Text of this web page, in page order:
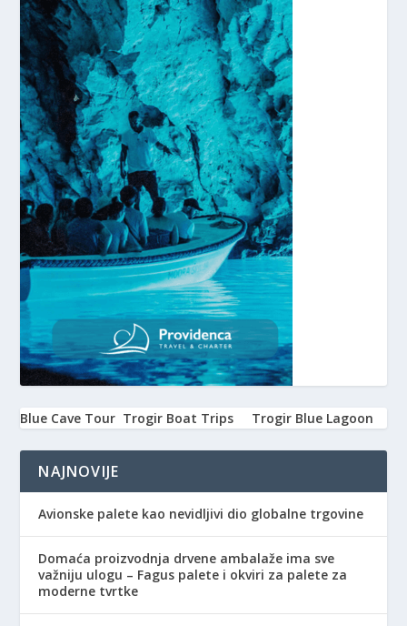
Blue Cave Tour Trogir Boat Trips Trogir Blue Lagoon
NAJNOVIJE
Avionske palete kao nevidljivi dio globalne trgovine
Domaća proizvodnja drvene ambalaže ima sve
važniju ulogu – Fagus palete i okviri za palete za
moderne tvrtke